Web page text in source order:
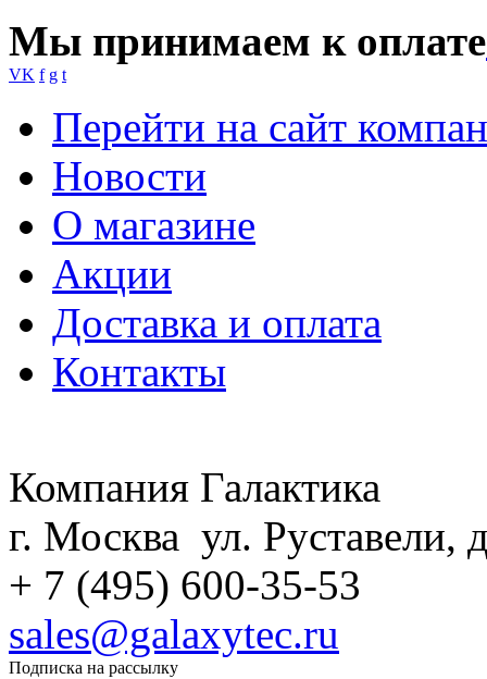
Мы принимаем к оплате
VK f g t
Перейти на сайт
Новости
О магазине
Акции
Доставка и оплата
Контакты
Компания Галактика
г. Москва ул. Руставели,
+ 7 (495) 600-35-53
sales@galaxytec.ru
Подписка на рассылку